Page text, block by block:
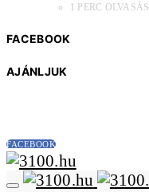
1 PERC OLVASÁS
FACEBOOK
AJÁNLJUK
FACEBOOK